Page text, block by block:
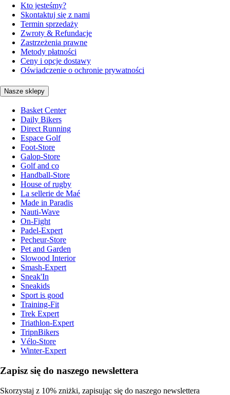
Kto jesteśmy?
Skontaktuj się z nami
Termin sprzedaży
Zwroty & Refundacje
Zastrzeżenia prawne
Metody płatności
Ceny i opcje dostawy
Oświadczenie o ochronie prywatności
Nasze sklepy
Basket Center
Daily Bikers
Direct Running
Espace Golf
Foot-Store
Galop-Store
Golf and co
Handball-Store
House of rugby
La sellerie de Maé
Made in Paradis
Nauti-Wave
On-Fight
Padel-Expert
Pecheur-Store
Pet and Garden
Slowood Interior
Smash-Expert
Sneak'In
Sneakids
Sport is good
Training-Fit
Trek Expert
Triathlon-Expert
TripnBikers
Vélo-Store
Winter-Expert
Zapisz się do naszego newslettera
Skorzystaj z 10% zniżki, zapisując się do naszego newslettera